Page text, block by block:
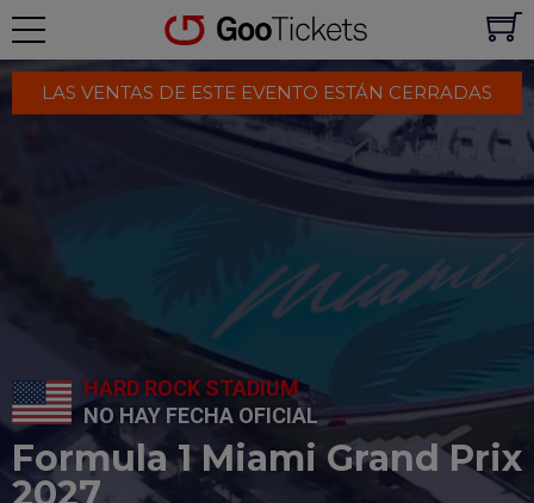
HARD ROCK STADIUM
NO HAY FECHA OFICIAL
Formula 1 Miami Grand Prix
2027
LAS VENTAS DE ESTE EVENTO ESTÁN CERRADAS